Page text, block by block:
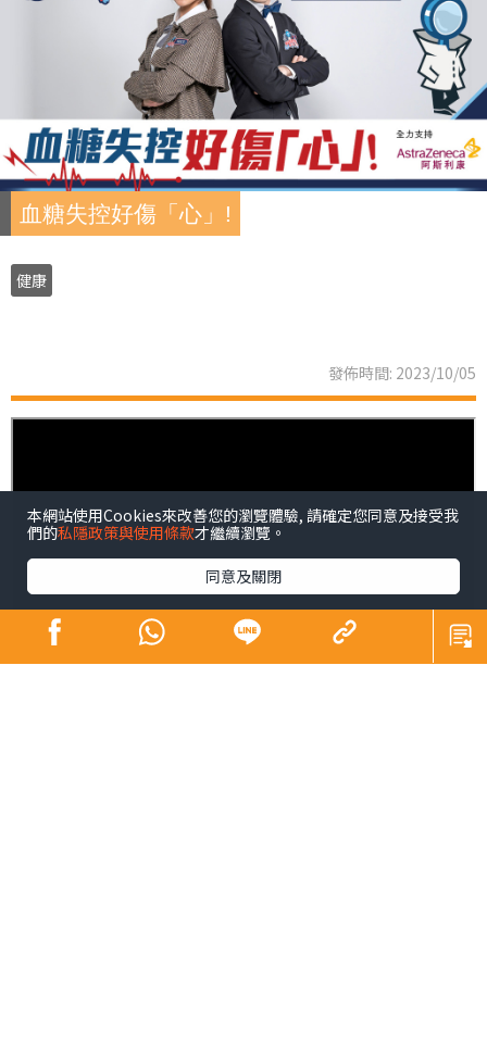
血糖失控好傷「心」!
健康
發佈時間: 2023/10/05
本網站使用Cookies來改善您的瀏覽體驗, 請確定您同意及接受我
們的私隱政策與使用條款才繼續瀏覽。
同意及關閉